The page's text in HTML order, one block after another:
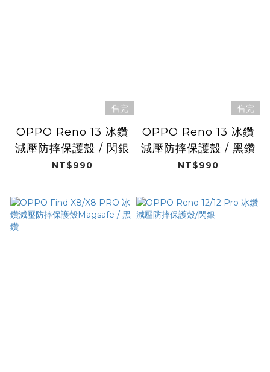
售完
OPPO Reno 13 冰鑽
減壓防摔保護殼 / 閃銀
NT$990
售完
OPPO Reno 13 冰鑽
減壓防摔保護殼 / 黑鑽
NT$990